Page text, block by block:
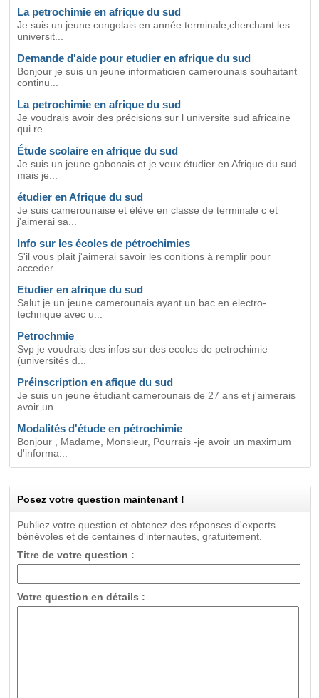
La petrochimie en afrique du sud
Je suis un jeune congolais en année terminale,cherchant les
universit...
Demande d'aide pour etudier en afrique du sud
Bonjour je suis un jeune informaticien camerounais souhaitant
continu...
La petrochimie en afrique du sud
Je voudrais avoir des précisions sur l universite sud africaine
qui re...
Étude scolaire en afrique du sud
Je suis un jeune gabonais et je veux étudier en Afrique du sud
mais je...
étudier en Afrique du sud
Je suis camerounaise et élève en classe de terminale c et
j'aimerai sa...
Info sur les écoles de pétrochimies
S'il vous plait j'aimerai savoir les conitions à remplir pour
acceder...
Etudier en afrique du sud
Salut je un jeune camerounais ayant un bac en electro-
technique avec u...
Petrochmie
Svp je voudrais des infos sur des ecoles de petrochimie
(universités d...
Préinscription en afique du sud
Je suis un jeune étudiant camerounais de 27 ans et j'aimerais
avoir un...
Modalités d'étude en pétrochimie
Bonjour , Madame, Monsieur, Pourrais -je avoir un maximum
d'informa...
Posez votre question maintenant !
Publiez votre question et obtenez des réponses d'experts
bénévoles et de centaines d'internautes, gratuitement.
Titre de votre question :
Votre question en détails :